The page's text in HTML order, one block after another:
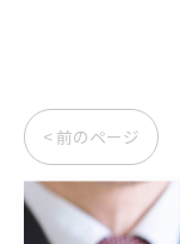
< 前のページ